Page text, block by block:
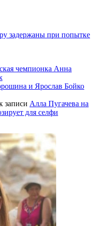
задержаны при попытке
чемпионка Анна
и Ярослав Бойко
записи Алла Пугачева на
для селфи